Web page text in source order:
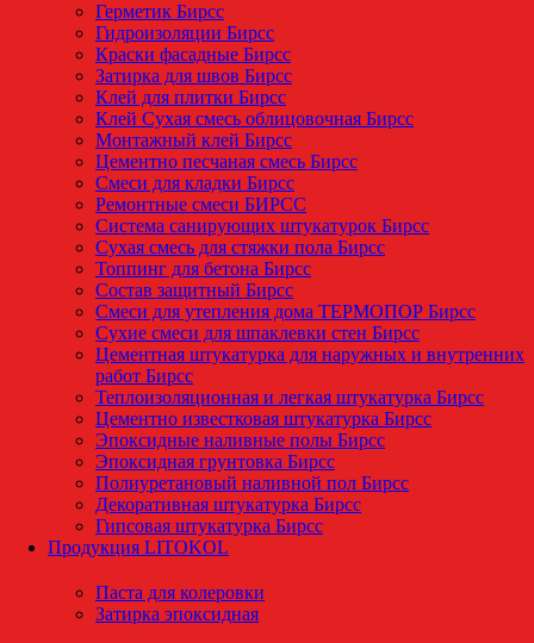
Герметик Бирсс
Гидроизоляции Бирсс
Краски фасадные Бирсс
Затирка для швов Бирсс
Клей для плитки Бирсс
Клей Сухая смесь облицовочная Бирсс
Монтажный клей Бирсс
Цементно песчаная смесь Бирсс
Смеси для кладки Бирсс
Ремонтные смеси БИРСС
Система санирующих штукатурок Бирсс
Сухая смесь для стяжки пола Бирсс
Топпинг для бетона Бирсс
Состав защитный Бирсс
Смеси для утепления дома ТЕРМОПОР Бирсс
Сухие смеси для шпаклевки стен Бирсс
Цементная штукатурка для наружных и внутренних
работ Бирсс
Теплоизоляционная и легкая штукатурка Бирсс
Цементно известковая штукатурка Бирсс
Эпоксидные наливные полы Бирсс
Эпоксидная грунтовка Бирсс
Полиуретановый наливной пол Бирсс
Декоративная штукатурка Бирсс
Гипсовая штукатурка Бирсс
Продукция LITOKOL
Паста для колеровки
Затирка эпоксидная